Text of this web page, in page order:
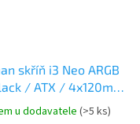
skříň i3 Neo ARGB
/ ATX / 4x120mm
Fan / 2xUSB 3.0 /
u dodavatele(>5 ks)